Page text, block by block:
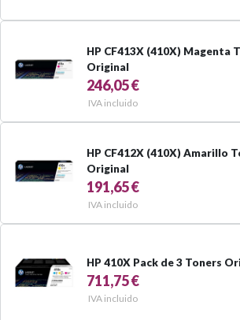
HP CF413X (410X) Magenta
Original
246,05 €
IVA incluido
HP CF412X (410X) Amarillo
Original
191,65 €
IVA incluido
HP 410X Pack de 3 Toners
711,75 €
IVA incluido